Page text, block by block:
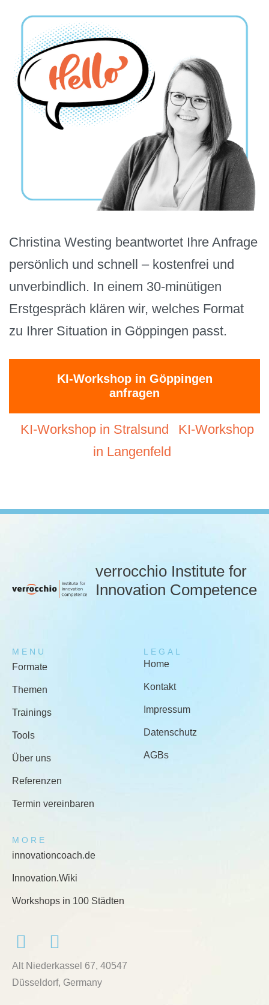
Christina Westing beantwortet Ihre Anfrage
persönlich und schnell – kostenfrei und
unverbindlich. In einem 30-minütigen
Erstgespräch klären wir, welches Format
zu Ihrer Situation in Göppingen passt.
KI-Workshop in Göppingen
anfragen
KI-Workshop in Stralsund
KI-Workshop
in Langenfeld
verrocchio Institute for
Innovation Competence
MENU
Formate
Themen
Trainings
Tools
Über uns
Referenzen
Termin vereinbaren
LEGAL
Home
Kontakt
Impressum
Datenschutz
AGBs
MORE
innovationcoach.de
Innovation.Wiki
Workshops in 100 Städten
Alt Niederkassel 67, 40547
Düsseldorf, Germany